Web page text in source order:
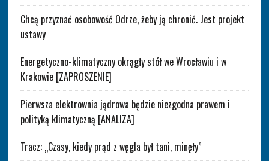
Chcą przyznać osobowość Odrze, żeby ją chronić. Jest projekt
ustawy
Energetyczno-klimatyczny okrągły stół we Wrocławiu i w
Krakowie [ZAPROSZENIE]
Pierwsza elektrownia jądrowa będzie niezgodna prawem i
polityką klimatyczną [ANALIZA]
Tracz: „Czasy, kiedy prąd z węgla był tani, minęły”